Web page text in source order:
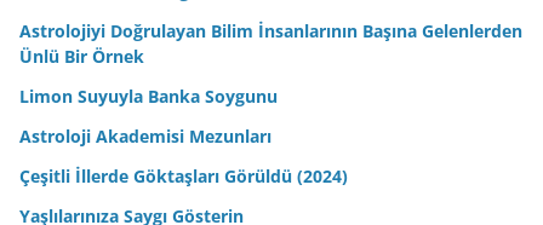
Astrolojiyi Doğrulayan Bilim İnsanlarının Başına Gelenlerden
Ünlü Bir Örnek
Limon Suyuyla Banka Soygunu
Astroloji Akademisi Mezunları
Çeşitli İllerde Göktaşları Görüldü (2024)
Yaşlılarınıza Saygı Gösterin